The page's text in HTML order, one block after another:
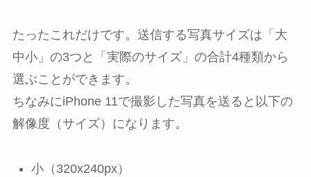
たったこれだけです。送信する写真サイズは「大
中小」の3つと「実際のサイズ」の合計4種類から
選ぶことができます。
ちなみにiPhone 11で撮影した写真を送ると以下の
解像度（サイズ）になります。
小（320x240px）